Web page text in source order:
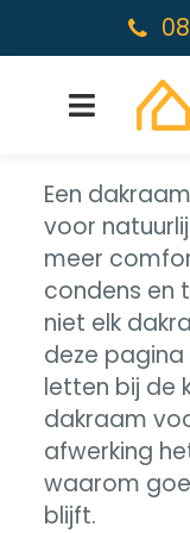
Een
voor
meer
condens en
niet elk
deze
letten bij de
dakraam
afwerking
waarom
blijft.